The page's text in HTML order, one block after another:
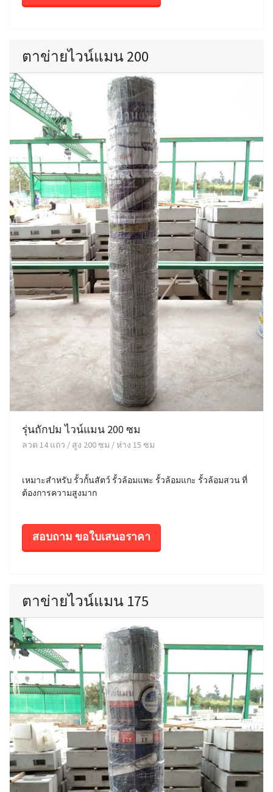
ตาข่ายไวน์แมน 200
รุ่นถักปม ไวน์แมน 200 ซม
ลวด 14 แถว / สูง 200 ซม / ห่าง 15 ซม
เหมาะสำหรับ รั้วกั้นสัตว์ รั้วล้อมแพะ รั้วล้อมแกะ รั้วล้อมสวน ที่
ต้องการความสูงมาก
สอบถาม ขอใบเสนอราคา
ตาข่ายไวน์แมน 175